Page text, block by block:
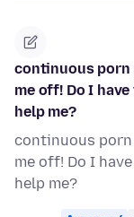
continuous
me off! Do I
help me?
continuous
me off! Do I
help me?